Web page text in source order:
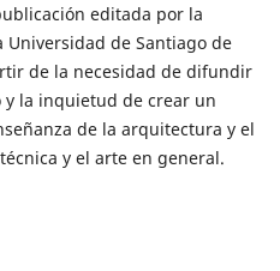
editada por la
Universidad de Santiago de
de la necesidad de difundir
y la inquietud de crear un
de la arquitectura y el
y el arte en general.